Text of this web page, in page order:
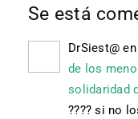
Se está
DrSiest@ en
de los
solidaridad
???? si no